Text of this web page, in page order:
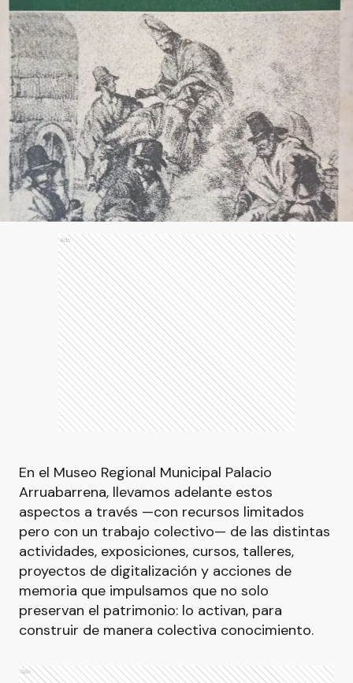
Ads
En el Museo Regional Municipal Palacio
Arruabarrena, llevamos adelante estos
aspectos a través —con recursos limitados
pero con un trabajo colectivo— de las distintas
actividades, exposiciones, cursos, talleres,
proyectos de digitalización y acciones de
memoria que impulsamos que no solo
preservan el patrimonio: lo activan, para
construir de manera colectiva conocimiento.
Ads